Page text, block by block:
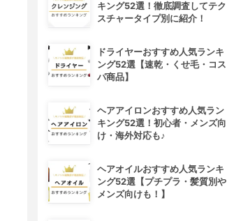
キング52選！徹底調査してテク
スチャータイプ別に紹介！
ドライヤーおすすめ人気ランキ
ング52選【速乾・くせ毛・コス
パ商品】
ヘアアイロンおすすめ人気ラン
キング52選！初心者・メンズ向
け・海外対応も♪
ヘアオイルおすすめ人気ランキ
ング52選【プチプラ・髪質別や
メンズ向けも！】